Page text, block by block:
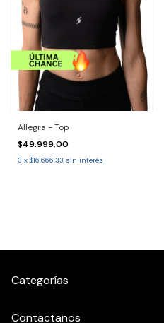
Allegra - Top
$49.999,00
3 x $16.666,33 sin interés
Categorías
Contactanos